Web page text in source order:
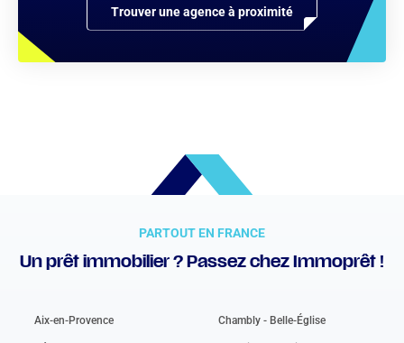
Trouver une agence à proximité
PARTOUT EN FRANCE
Un prêt immobilier ? Passez chez Immoprêt !
Aix-en-Provence Chambly - Belle-Église